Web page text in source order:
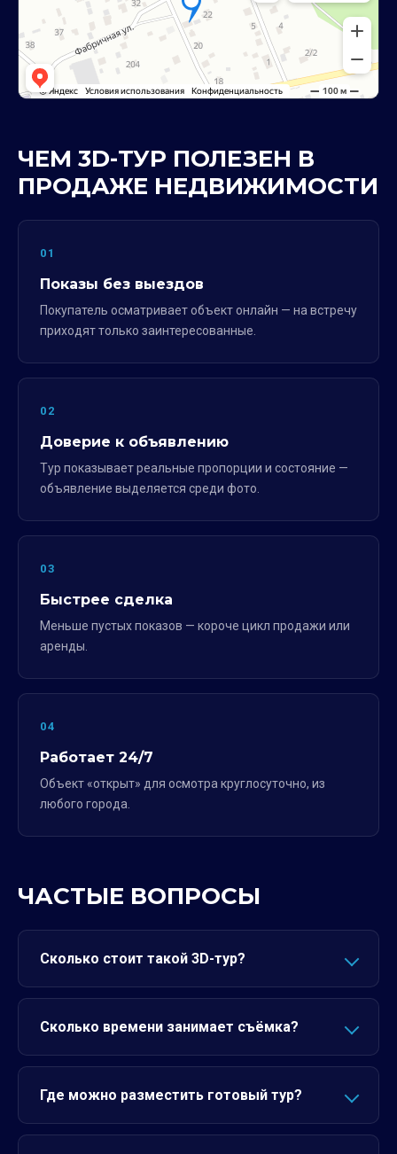
ЧЕМ 3D-ТУР ПОЛЕЗЕН В
ПРОДАЖЕ НЕДВИЖИМОСТИ
01
Показы без выездов
Покупатель осматривает объект онлайн — на встречу
приходят только заинтересованные.
02
Доверие к объявлению
Тур показывает реальные пропорции и состояние —
объявление выделяется среди фото.
03
Быстрее сделка
Меньше пустых показов — короче цикл продажи или
аренды.
04
Работает 24/7
Объект «открыт» для осмотра круглосуточно, из
любого города.
ЧАСТЫЕ ВОПРОСЫ
Сколько стоит такой 3D-тур?
Сколько времени занимает съёмка?
Где можно разместить готовый тур?